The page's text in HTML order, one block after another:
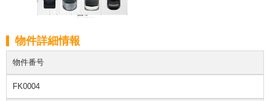
物件詳細情報
物件番号
FK0004